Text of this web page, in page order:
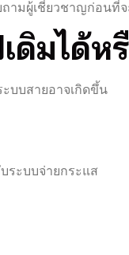
ามผู้เชี่ยวชาญก่อนที่จ
ดิมได้ห
บบสายอาจเกิดขึ้น
ระบบจ่ายกระแส